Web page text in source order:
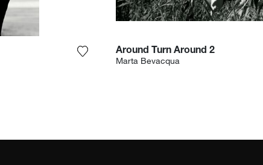
Voeg het product toe aan mijn verlanglijst
Around Turn Around 2
Marta Bevacqua